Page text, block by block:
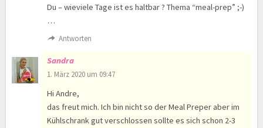
Du – wieviele Tage ist es haltbar ? Thema “meal-prep” ;-)
…
Antworten
Sandra
1. März 2020 um 09:47
Hi Andre,
das freut mich. Ich bin nicht so der Meal Preper aber im
Kühlschrank gut verschlossen sollte es sich schon 2-3